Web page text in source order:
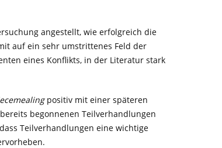
angestellt, wie erfolgreich die
auf ein sehr umstrittenes Feld der
eines Konflikts, in der Literatur stark
positiv mit einer späteren
begonnenen Teilverhandlungen
Teilverhandlungen eine wichtige